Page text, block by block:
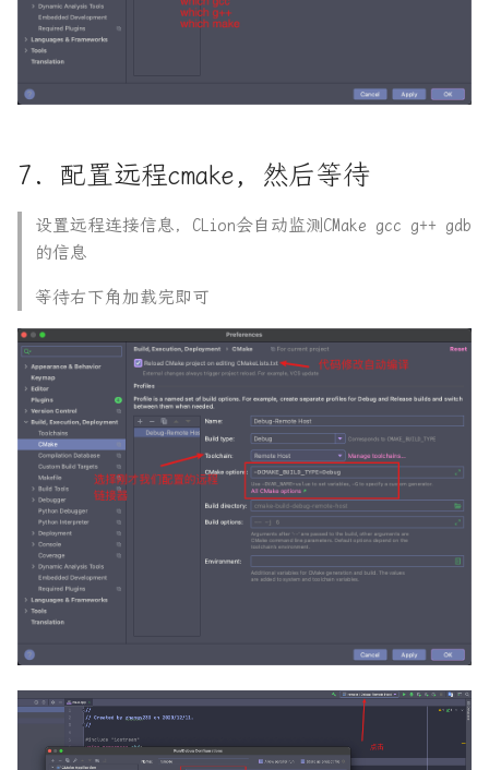
7. 配置远程cmake, 然后等待
设置远程连接信息，CLion会自动监测CMake gcc g++ gdb
的信息
等待右下角加载完即可